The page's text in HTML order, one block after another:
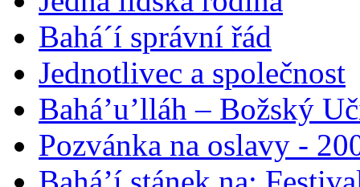
Bahá´í správní řád
Jednotlivec a společnost
Bahá’u’lláh – Božský
Pozvánka na oslavy -